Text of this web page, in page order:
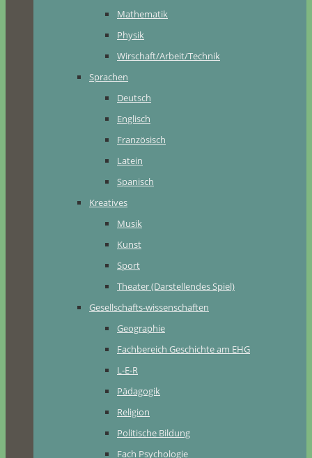
Mathematik
Physik
Wirschaft/Arbeit/Technik
Sprachen
Deutsch
Englisch
Französisch
Latein
Spanisch
Kreatives
Musik
Kunst
Sport
Theater (Darstellendes Spiel)
Gesellschafts-wissenschaften
Geographie
Fachbereich Geschichte am EHG
L-E-R
Pädagogik
Religion
Politische Bildung
Fach Psychologie